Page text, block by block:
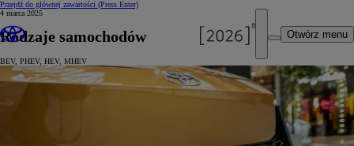
Przejdź do głównej zawartości (Press Enter)
Otwórz menu
4 marca 2025
Rodzaje samochodów
BEV, PHEV, HEV, MHEV